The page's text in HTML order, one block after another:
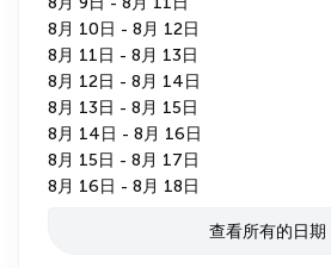
8月 10日 - 8月 12日
8月 11日 - 8月 13日
8月 12日 - 8月 14日
8月 13日 - 8月 15日
8月 14日 - 8月 16日
8月 15日 - 8月 17日
8月 16日 - 8月 18日
查看所有的日期